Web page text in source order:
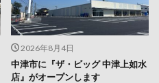
2026年8月4日
中津市に『ザ・ビッグ 中津上如水
店』がオープンします